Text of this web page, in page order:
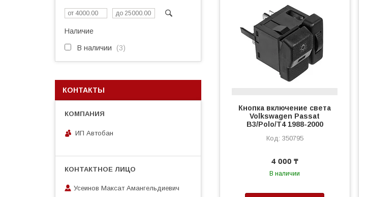
Кнопка включение света
Volkswagen Passat
B3/Polo/T4 1988-2000
350795
4 000 ₸
В наличии
Наличие
В наличии 3
КОНТАКТЫ
ИП Автобан
Усеинов Максат Амангельдиевич